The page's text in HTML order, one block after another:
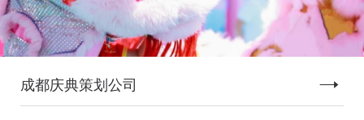
成都庆典策划公司